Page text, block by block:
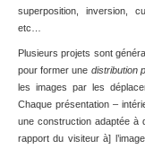
superposition, inversion,
etc…
Plusieurs projets sont
pour former une distribution
les images par les
Chaque présentation –
une construction adaptée
rapport du visiteur à]